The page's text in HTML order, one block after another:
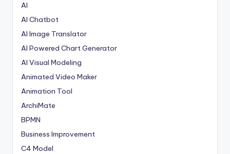
AI
AI Chatbot
AI Image Translator
AI Powered Chart Generator
AI Visual Modeling
Animated Video Maker
Animation Tool
ArchiMate
BPMN
Business Improvement
C4 Model